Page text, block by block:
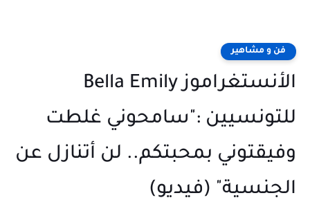
فن و مشاهير
الأنستغراموز Bella Emily
للتونسيين :"سامحوني غلطت
وفيقتوني بمحبتكم.. لن أتنازل عن
الجنسية" (فيديو)